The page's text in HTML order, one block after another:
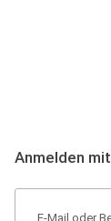
Anmelden mit